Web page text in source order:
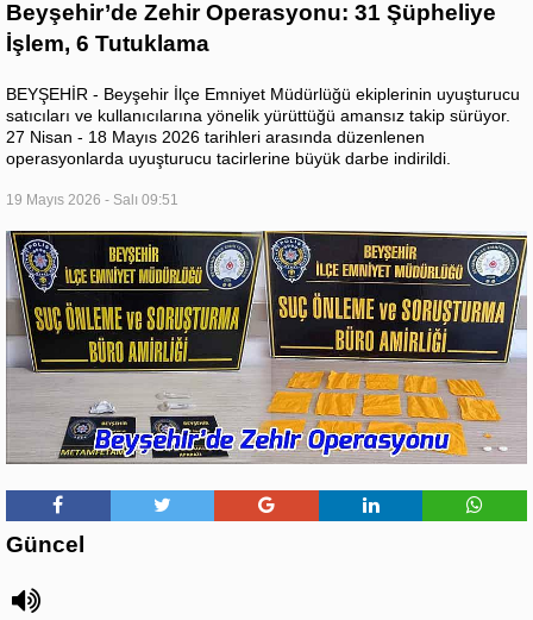
Beyşehir’de Zehir Operasyonu: 31 Şüpheliye
İşlem, 6 Tutuklama
BEYŞEHİR - Beyşehir İlçe Emniyet Müdürlüğü ekiplerinin uyuşturucu
satıcıları ve kullanıcılarına yönelik yürüttüğü amansız takip sürüyor.
27 Nisan - 18 Mayıs 2026 tarihleri arasında düzenlenen
operasyonlarda uyuşturucu tacirlerine büyük darbe indirildi.
19 Mayıs 2026 - Salı 09:51
Güncel